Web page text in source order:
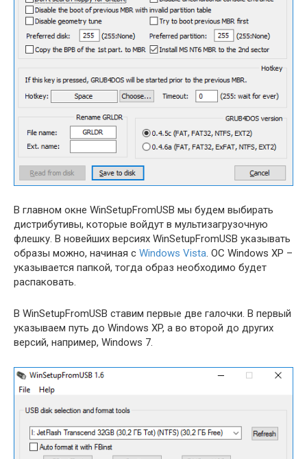
В главном окне WinSetupFromUSB мы будем выбирать
дистрибутивы, которые войдут в мультизагрузочную
флешку. В новейших версиях WinSetupFromUSB указывать
образы можно, начиная с Windows Vista. OC Windows XP –
указывается папкой, тогда образ необходимо будет
распаковать.
В WinSetupFromUSB ставим первые две галочки. В первый
указываем путь до Windows XP, а во второй до других
версий, например, Windows 7.